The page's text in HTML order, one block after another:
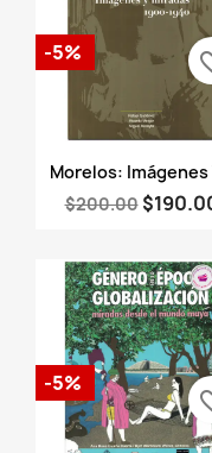
Vista rápida
Morelos: Imágenes
$200.00
-5%
-5%